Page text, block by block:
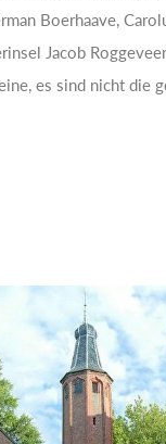
Boerhaave,
Jacob
es sind nicht die